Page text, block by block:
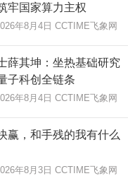
牢国家算力主权
年8月4日 CCTIME飞象网
薛其坤：坐热基础研究
子科创全链条
年8月4日 CCTIME飞象网
赢，和手残的我有什么
年8月3日 CCTIME飞象网